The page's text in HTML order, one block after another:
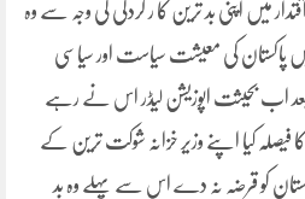
میں اپنی بد ترین کا ر گردگی کی وجہ سے وہ
پاکستان کی معیشت سیاست اور سیاسی
بعد اب بحیثت اپوزیشن لیڈر اس نے رہے
کا فیصلہ کیا اپنے وزیر خزانہ شوکت ترین کے
پاکستان کو قرضہ نہ دے اس سے پہلے وہ بد